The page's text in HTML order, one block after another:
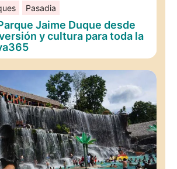
Pasadia
Jaime Duque desde
y cultura para toda la